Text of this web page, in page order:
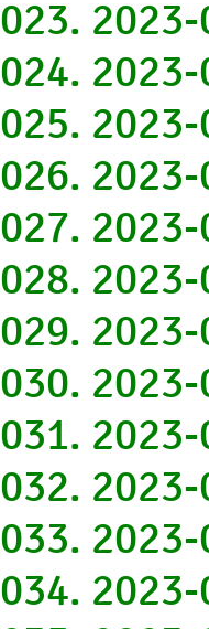
023.
024.
025.
026.
027.
028.
029.
030.
031.
032.
033.
034.